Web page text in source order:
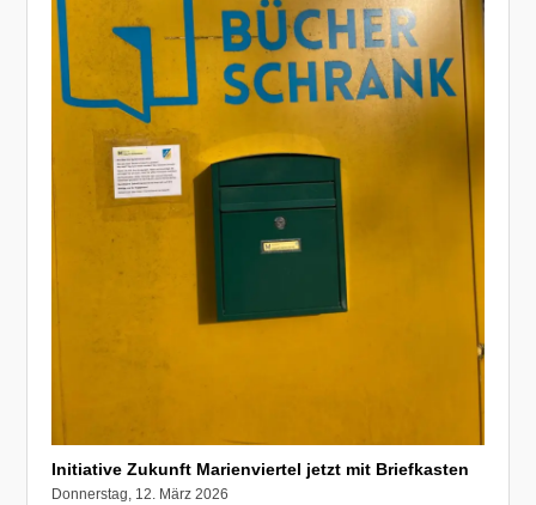
Initiative Zukunft Marienviertel jetzt mit Briefkasten
Donnerstag, 12. März 2026